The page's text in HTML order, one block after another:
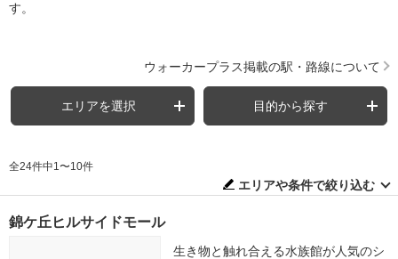
す。
ウォーカープラス掲載の駅・路線について
エリアを選択 目的から探す
全24件中1〜10件
エリアや条件で絞り込む
錦ケ丘ヒルサイドモール
生き物と触れ合える水族館が人気のシ